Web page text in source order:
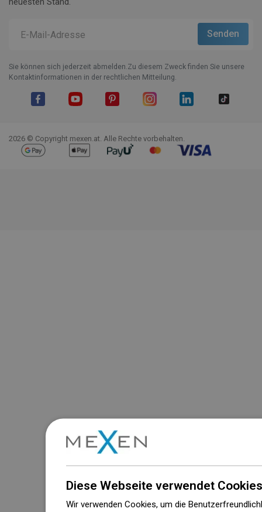
Sie können sich jederzeit abmelden.Zu diesem Zweck finden Sie unsere
Kontaktinformationen in der rechtlichen Mitteilung.
2026 © Copyright mexen.at. Alle Rechte vorbehalten.
Diese Webseite verwendet
Wir verwenden Cookies, um die